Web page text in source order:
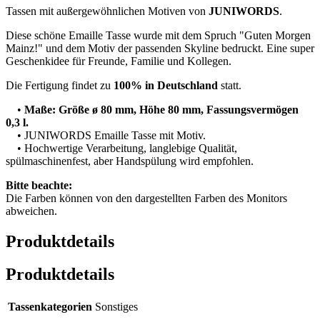
Tassen mit außergewöhnlichen Motiven von JUNIWORDS.
Diese schöne Emaille Tasse wurde mit dem Spruch "Guten Morgen
Mainz!" und dem Motiv der passenden Skyline bedruckt. Eine super
Geschenkidee für Freunde, Familie und Kollegen.
Die Fertigung findet zu 100% in Deutschland statt.
• Maße: Größe ø 80 mm, Höhe 80 mm, Fassungsvermögen
0,3 l.
• JUNIWORDS Emaille Tasse mit Motiv.
• Hochwertige Verarbeitung, langlebige Qualität,
spülmaschinenfest, aber Handspülung wird empfohlen.
Bitte beachte:
Die Farben können von den dargestellten Farben des Monitors
abweichen.
Produktdetails
Produktdetails
Tassenkategorien Sonstiges